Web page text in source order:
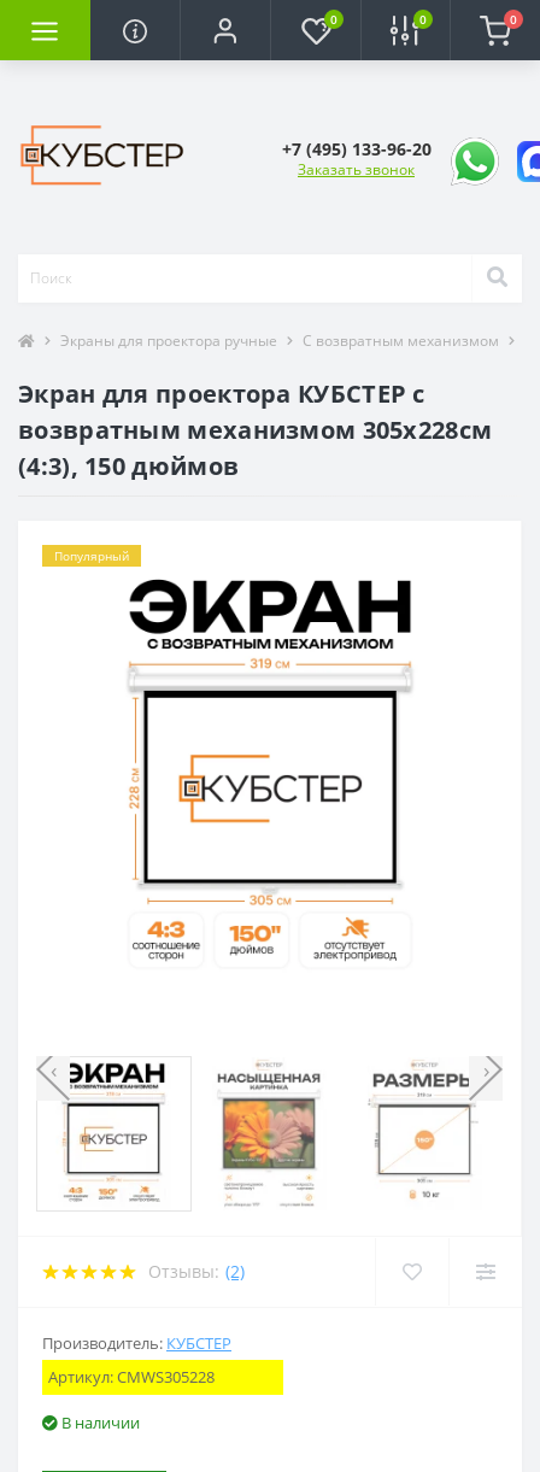
0 0 0
+7 (495) 133-96-20
Заказать звонок
Экраны для проектора ручные С возвратным механизмом
Экран для проектора КУБСТЕР с
возвратным механизмом 305х228см
(4:3), 150 дюймов
Популярный
‹ ›
Отзывы: (2)
Производитель: КУБСТЕР
Артикул:CMWS305228
В наличии